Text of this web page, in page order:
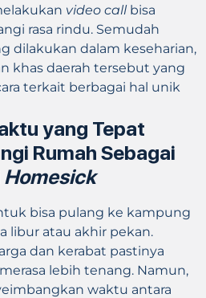
video call bisa
rasa rindu. Semudah
dilakukan dalam keseharian,
khas daerah tersebut yang
terkait berbagai hal unik
yang Tepat
Rumah Sebagai
Homesick
bisa pulang ke kampung
libur atau akhir pekan.
dan kerabat pastinya
lebih tenang. Namun,
waktu antara